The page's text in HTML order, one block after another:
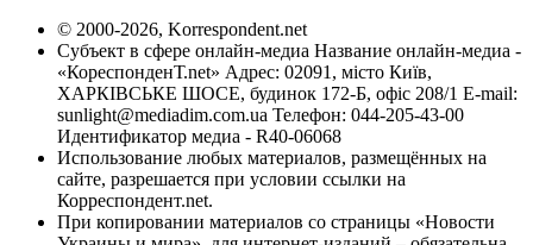
© 2000-2026, Korrespondent.net
Субъект в сфере онлайн-медиа Название онлайн-медиа -
«КореспонденТ.net» Адрес: 02091, місто Київ,
ХАРКІВСЬКЕ ШОСЕ, будинок 172-Б, офіс 208/1 E-mail:
sunlight@mediadim.com.ua Телефон: 044-205-43-00
Идентификатор медиа - R40-06068
Использование любых материалов, размещённых на
сайте, разрешается при условии ссылки на
Корреспондент.net.
При копировании материалов со страницы «Новости